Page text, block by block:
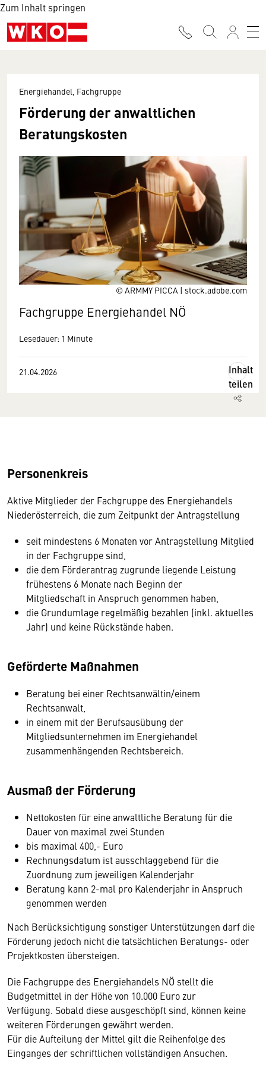
Zum Inhalt springen
© ARMMY PICCA | stock.adobe.com
Energiehandel, Fachgruppe
Förderung der anwaltlichen
Beratungskosten
Fachgruppe Energiehandel NÖ
Lesedauer: 1 Minute
21.04.2026
Inhalt
teilen
Personenkreis
Aktive Mitglieder der Fachgruppe des Energiehandels
Niederösterreich, die zum Zeitpunkt der Antragstellung
seit mindestens 6 Monaten vor Antragstellung Mitglied
in der Fachgruppe sind,
die dem Förderantrag zugrunde liegende Leistung
frühestens 6 Monate nach Beginn der
Mitgliedschaft in Anspruch genommen haben,
die Grundumlage regelmäßig bezahlen (inkl. aktuelles
Jahr) und keine Rückstände haben.
Geförderte Maßnahmen
Beratung bei einer Rechtsanwältin/einem
Rechtsanwalt,
in einem mit der Berufsausübung der
Mitgliedsunternehmen im Energiehandel
zusammenhängenden Rechtsbereich.
Ausmaß der Förderung
Nettokosten für eine anwaltliche Beratung für die
Dauer von maximal zwei Stunden
bis maximal 400,- Euro
Rechnungsdatum ist ausschlaggebend für die
Zuordnung zum jeweiligen Kalenderjahr
Beratung kann 2-mal pro Kalenderjahr in Anspruch
genommen werden
Nach Berücksichtigung sonstiger Unterstützungen darf die
Förderung jedoch nicht die tatsächlichen Beratungs- oder
Projektkosten übersteigen.
Die Fachgruppe des Energiehandels NÖ stellt die
Budgetmittel in der Höhe von 10.000 Euro zur
Verfügung. Sobald diese ausgeschöpft sind, können keine
weiteren Förderungen gewährt werden.
Für die Aufteilung der Mittel gilt die Reihenfolge des
Einganges der schriftlichen vollständigen Ansuchen.